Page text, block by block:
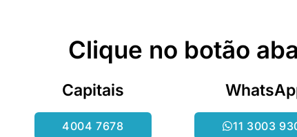
Clique no botão
Capitais
4004 7678 11 3003